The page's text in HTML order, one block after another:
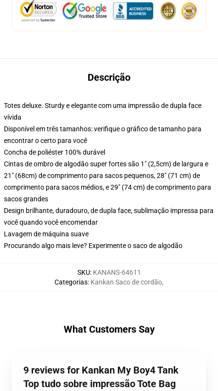
Descrição
Totes deluxe. Sturdy e elegante com uma impressão de dupla face
vívida
Disponível em três tamanhos: verifique o gráfico de tamanho para
encontrar o certo para você
Concha de poliéster 100% durável
Cintas de ombro de algodão super fortes são 1" (2,5cm) de largura e
21" (68cm) de comprimento para sacos pequenos, 28" (71 cm) de
comprimento para sacos médios, e 29" (74 cm) de comprimento para
sacos grandes
Design brilhante, duradouro, de dupla face, sublimação impressa para
você quando você encomendar
Lavagem de máquina suave
Procurando algo mais leve? Experimente o saco de algodão
SKU: KANANS-64611
Categorias: Kankan Saco de cordão,
What Customers Say
9 reviews for Kankan My Boy4 Tank
Top tudo sobre impressão Tote Bag